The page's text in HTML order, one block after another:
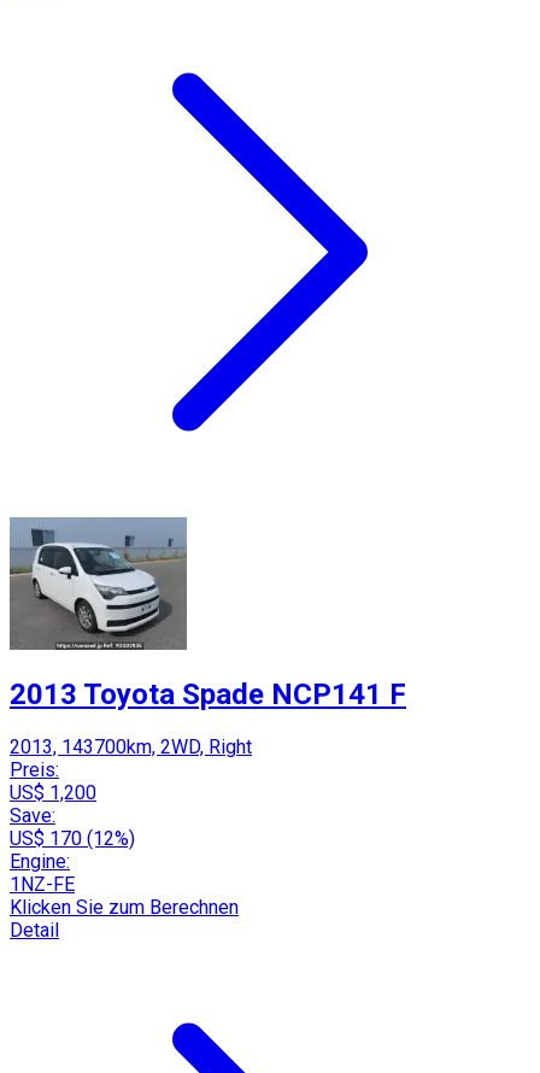
2013 Toyota Spade NCP141 F
2013, 143700km, 2WD, Right
Preis:
US$ 1,200
Save:
US$ 170 (12%)
Engine:
1NZ-FE
Klicken Sie zum Berechnen
Detail